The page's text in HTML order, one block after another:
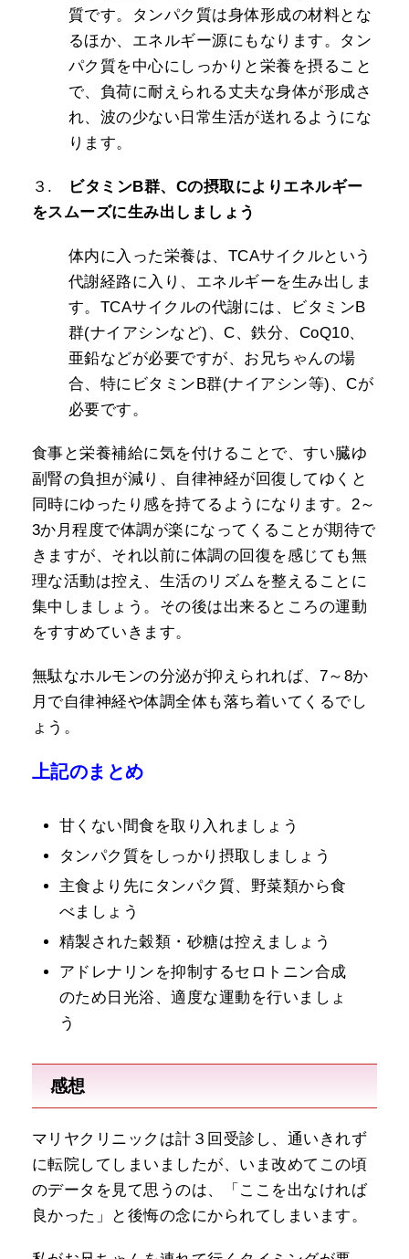
質です。タンパク質は身体形成の材料とな
るほか、エネルギー源にもなります。タン
パク質を中心にしっかりと栄養を摂ること
で、負荷に耐えられる丈夫な身体が形成さ
れ、波の少ない日常生活が送れるようにな
ります。
３.
ビタミンB群、Cの摂取によりエネルギー
をスムーズに生み出しましょう
体内に入った栄養は、TCAサイクルという
代謝経路に入り、エネルギーを生み出しま
す。TCAサイクルの代謝には、ビタミンB
群(ナイアシンなど)、C、鉄分、CoQ10、
亜鉛などが必要ですが、お兄ちゃんの場
合、特にビタミンB群(ナイアシン等)、Cが
必要です。
食事と栄養補給に気を付けることで、すい臓ゆ
副腎の負担が減り、自律神経が回復してゆくと
同時にゆったり感を持てるようになります。2～
3か月程度で体調が楽になってくることが期待で
きますが、それ以前に体調の回復を感じても無
理な活動は控え、生活のリズムを整えることに
集中しましょう。その後は出来るところの運動
をすすめていきます。
無駄なホルモンの分泌が抑えられれば、7～8か
月で自律神経や体調全体も落ち着いてくるでし
ょう。
上記のまとめ
甘くない間食を取り入れましょう
タンパク質をしっかり摂取しましょう
主食より先にタンパク質、野菜類から食
べましょう
精製された穀類・砂糖は控えましょう
アドレナリンを抑制するセロトニン合成
のため日光浴、適度な運動を行いましょ
う
感想
マリヤクリニックは計３回受診し、通いきれず
に転院してしまいましたが、いま改めてこの頃
のデータを見て思うのは、「ここを出なければ
良かった」と後悔の念にかられてしまいます。